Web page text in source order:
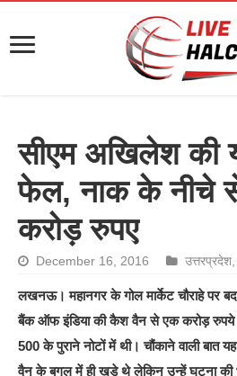
सीएम अखिलेश की
फेल, नाक के नीचे
करोड़ रुपए
December 16, 2016 उत्तरप्रदेश
लखनऊ। महानगर के गोल मार्केट चौराहे पर
बैंक ऑफ इंडिया की कैश वैन से एक करोड़ रुपये
500 के पुराने नोटों में थी। चौंकाने वाली बात
वैन के बगल में ही खड़े थे लेकिन उन्हें घटना